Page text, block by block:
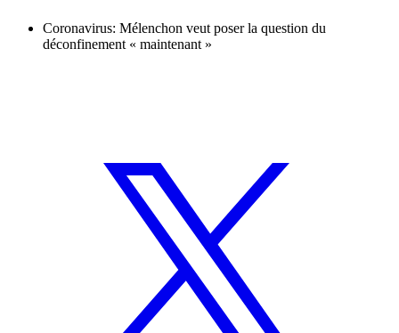
Coronavirus: Mélenchon veut poser la question du
déconfinement « maintenant »